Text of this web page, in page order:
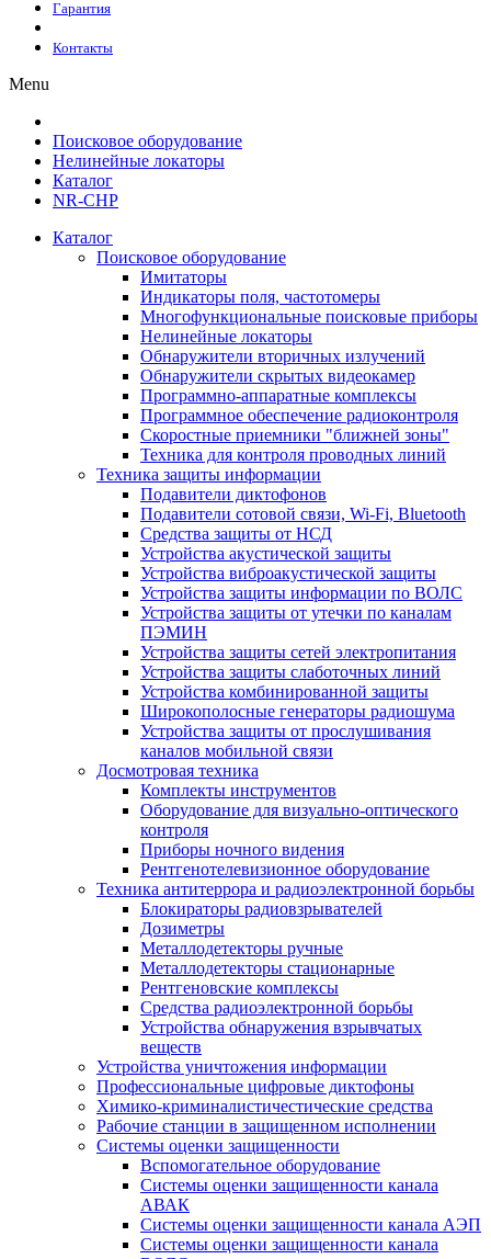
Гарантия
Контакты
Menu
Поисковое оборудование
Нелинейные локаторы
Каталог
NR-CHP
Каталог
Поисковое оборудование
Имитаторы
Индикаторы поля, частотомеры
Многофункциональные поисковые приборы
Нелинейные локаторы
Обнаружители вторичных излучений
Обнаружители скрытых видеокамер
Программно-аппаратные комплексы
Программное обеспечение радиоконтроля
Скоростные приемники "ближней зоны"
Техника для контроля проводных линий
Техника защиты информации
Подавители диктофонов
Подавители сотовой связи, Wi-Fi, Bluetooth
Средства защиты от НСД
Устройства акустической защиты
Устройства виброакустической защиты
Устройства защиты информации по ВОЛС
Устройства защиты от утечки по каналам
ПЭМИН
Устройства защиты сетей электропитания
Устройства защиты слаботочных линий
Устройства комбинированной защиты
Широкополосные генераторы радиошума
Устройства защиты от прослушивания
каналов мобильной связи
Досмотровая техника
Комплекты инструментов
Оборудование для визуально-оптического
контроля
Приборы ночного видения
Рентгенотелевизионное оборудование
Техника антитеррора и радиоэлектронной борьбы
Блокираторы радиовзрывателей
Дозиметры
Металлодетекторы ручные
Металлодетекторы стационарные
Рентгеновские комплексы
Средства радиоэлектронной борьбы
Устройства обнаружения взрывчатых
веществ
Устройства уничтожения информации
Профессиональные цифровые диктофоны
Химико-криминалистичестические средства
Рабочие станции в защищенном исполнении
Системы оценки защищенности
Вспомогательное оборудование
Системы оценки защищенности канала
АВАК
Системы оценки защищенности канала АЭП
Системы оценки защищенности канала